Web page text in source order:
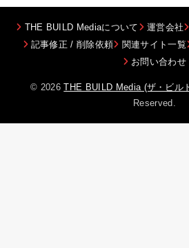
THE BUILD Mediaについて 運営会社
記事修正 / 削除依頼
関連サイト一覧
お問い合わせ
© 2026THE BUILD Media (ザ・ビル
Reserved.